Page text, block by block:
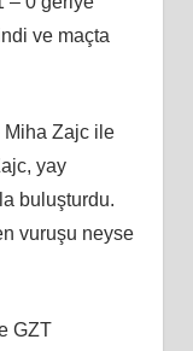
ve maçta
Miha Zajc ile
yay
buluşturdu.
vuruşu neyse
GZT